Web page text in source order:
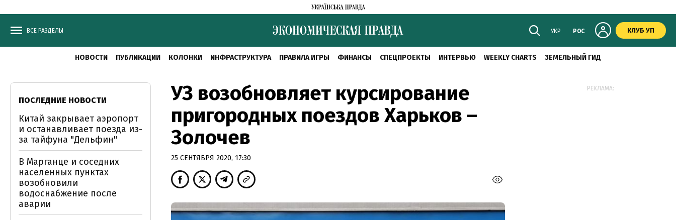
ВСЕ РАЗДЕЛЫ УКР РОС КЛУБ УП
НОВОСТИ ПУБЛИКАЦИИ КОЛОНКИ ИНФРАСТРУКТУРА ПРАВИЛА ИГРЫ ФИНАНСЫ СПЕЦПРОЕКТЫ ИНТЕРВЬЮ WEEKLY CHARTS ЗЕМЕЛЬНЫЙ ГИД
УЗ возобновляет курсирование
пригородных поездов Харьков –
Золочев
25 СЕНТЯБРЯ 2020, 17:30
ПОСЛЕДНИЕ НОВОСТИ
Китай закрывает аэропорт
и останавливает поезда из-
за тайфуна "Дельфин"
В Марганце и соседних
населенных пунктах
возобновили
водоснабжение после
аварии
РЕКЛАМА: